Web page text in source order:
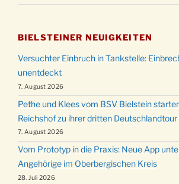
BIELSTEINER NEUIGKEITEN
Versuchter Einbruch in Tankstelle:
unentdeckt
7. August 2026
Pethe und Klees vom BSV Bielstein
Reichshof zu ihrer dritten Deutschlandtour
7. August 2026
Vom Prototyp in die Praxis: Neue App
Angehörige im Oberbergischen Kreis
28. Juli 2026